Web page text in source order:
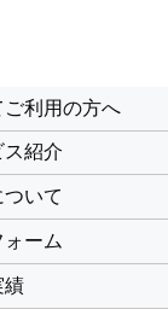
ご利用の方へ
ス紹介
いて
ーム
績